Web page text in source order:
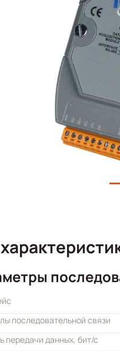
последовательной связи
передачи данных, бит/с